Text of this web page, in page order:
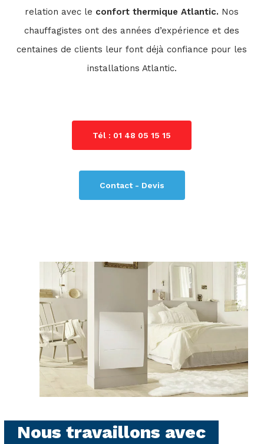
relation avec le confort thermique Atlantic. Nos
chauffagistes ont des années d’expérience et des
centaines de clients leur font déjà confiance pour les
installations Atlantic.
Tél : 01 48 05 15 15
Contact - Devis
Nous travaillons avec